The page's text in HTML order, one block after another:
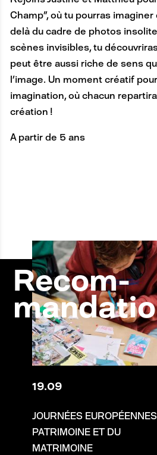
Champ”, où tu pourras
delà du cadre de photos
scènes invisibles, tu
peut être aussi riche de sens
l’image. Un moment créatif
imagination, où chacun
création !
A partir de 5 ans
Recom-
19.09
JOURNÉES
PATRIMOINE ET DU
MATRIMOINE